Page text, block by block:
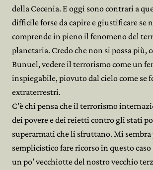
della Cecenia. E oggi sono contrari a
difficile forse da capire e giustificare se
comprende in pieno il fenomeno del
planetaria. Credo che non si possa più,
Bunuel, vedere il terrorismo come un
inspiegabile, piovuto dal cielo come se
extraterrestri.
C'è chi pensa che il terrorismo
dei povere e dei reietti contro gli stati
superarmati che li sfruttano. Mi sembra
semplicistico fare ricorso in questo
un po' vecchiotte del nostro vecchio